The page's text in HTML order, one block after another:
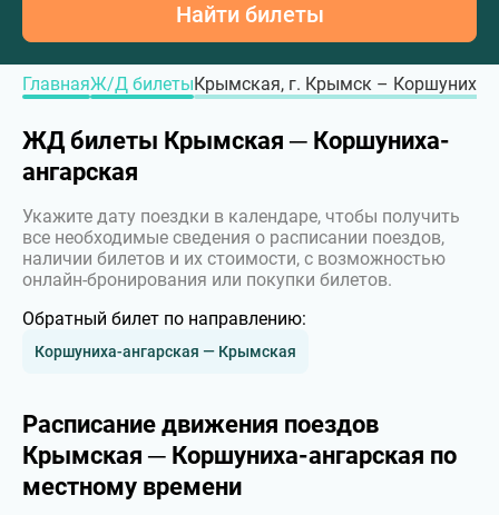
Найти билеты
ГлавнаяЖ/Д билетыКрымская, г. Крымск – Коршуниха-
ЖД билеты Крымская ─ Коршуниха-
ангарская
Укажите дату поездки в календаре, чтобы получить
все необходимые сведения о расписании поездов,
наличии билетов и их стоимости, с возможностью
онлайн-бронирования или покупки билетов.
Обратный билет по направлению:
Коршуниха-ангарская — Крымская
Расписание движения поездов
Крымская ─ Коршуниха-ангарская по
местному времени